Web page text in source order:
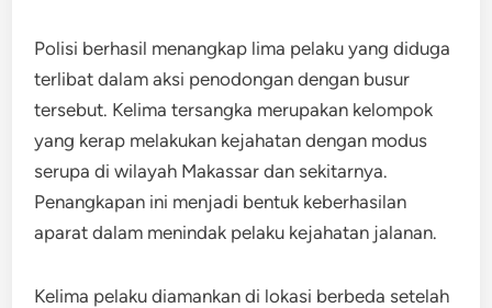
Polisi berhasil menangkap lima pelaku yang diduga
terlibat dalam aksi penodongan dengan busur
tersebut. Kelima tersangka merupakan kelompok
yang kerap melakukan kejahatan dengan modus
serupa di wilayah Makassar dan sekitarnya.
Penangkapan ini menjadi bentuk keberhasilan
aparat dalam menindak pelaku kejahatan jalanan.
Kelima pelaku diamankan di lokasi berbeda setelah